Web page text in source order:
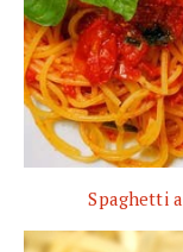
Spaghetti